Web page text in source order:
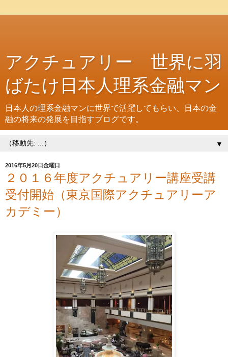
アクチュアリー 世界に羽
ばたけ日本人理系金融マン
日本人の理系金融マンに世界で活躍してもらい、日本の金
融の将来の発展を目指すブログです。
▼
2016年5月20日金曜日
２０１６年度アクチュアリー講座受講
受付開始（東京国際アクチュアリーア
カデミー）